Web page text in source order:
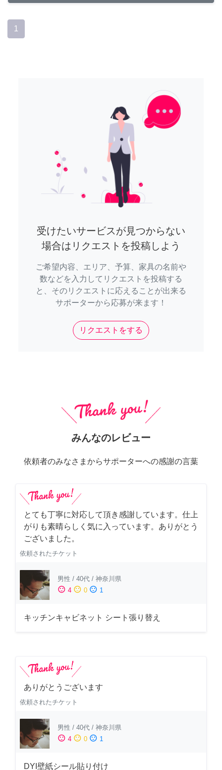
1
受けたいサービスが見つからない
場合はリクエストを投稿しよう
ご希望内容、エリア、予算、家具の名前や
数などを入力してリクエストを投稿する
と、そのリクエストに応えることが出来る
サポーターから応募が来ます！
リクエストをする
みんなのレビュー
依頼者のみなさまからサポーターへの感謝の言葉
とても丁寧に対応して頂き感謝しています。仕上
がりも素晴らしく気に入っています。ありがとう
ございました。
依頼されたチケット
男性 / 40代 / 神奈川県
sentiment_satisfied 4 sentiment_neutral 0 sentiment_dissatisfied 1
キッチンキャビネット シート張り替え
ありがとうございます
依頼されたチケット
男性 / 40代 / 神奈川県
sentiment_satisfied 4 sentiment_neutral 0 sentiment_dissatisfied 1
DYI壁紙シール貼り付け